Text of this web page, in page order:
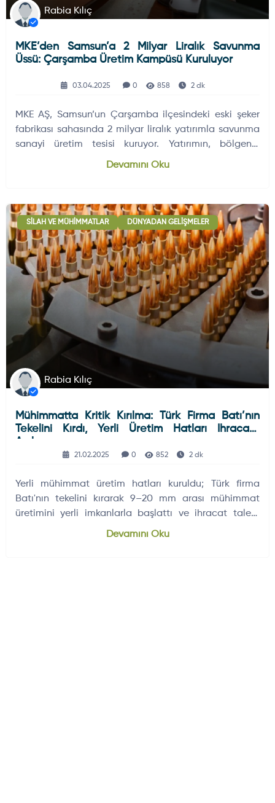
Rabia Kılıç
MKE’den Samsun’a 2 Milyar Liralık Savunma
Üssü: Çarşamba Üretim Kampüsü Kuruluyor
03.04.2025 0 858 2 dk
MKE AŞ, Samsun’un Çarşamba ilçesindeki eski şeker
fabrikası sahasında 2 milyar liralık yatırımla savunma
sanayi üretim tesisi kuruyor. Yatırımın, bölgenin
istihdamına ve Türkiye’nin yerli-milli savunma
Devamını Oku
SILAH VE MÜHIMMATLAR DÜNYADAN GELIŞMELER
Rabia Kılıç
Mühimmatta Kritik Kırılma: Türk Firma Batı’nın
Tekelini Kırdı, Yerli Üretim Hatları Ihracata
Açılıyor
21.02.2025 0 852 2 dk
Yerli mühimmat üretim hatları kuruldu; Türk firma
Batı'nın tekelini kırarak 9–20 mm arası mühimmat
üretimini yerli imkanlarla başlattı ve ihracat talebi
Devamını Oku